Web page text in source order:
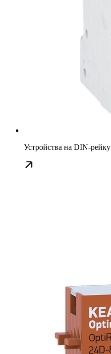
Устройства на DIN-рейку